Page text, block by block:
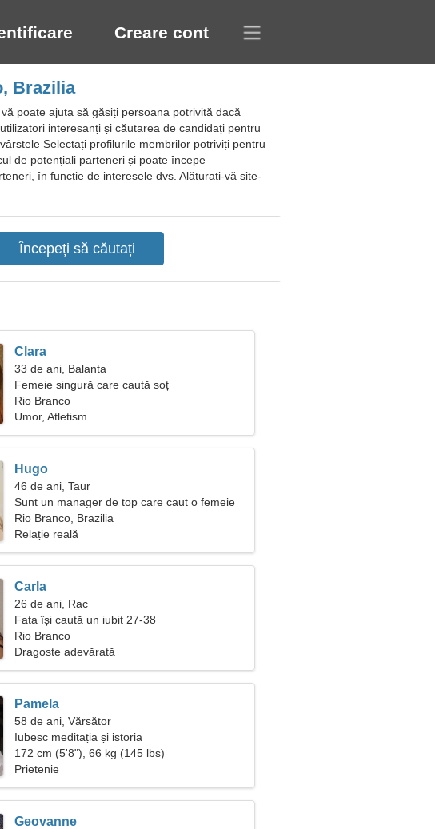
Creare cont
Brazilia
poate ajuta să găsiți persoana potrivită dacă
interesanți și căutarea de candidați pentru
Selectați profilurile membrilor potriviți pentru
de potențiali parteneri și poate începe
în funcție de interesele dvs. Alăturați-vă site-
Clara
33 de ani, Balanta
Femeie singură care caută soț
Rio Branco
Umor, Atletism
Hugo
46 de ani, Taur
Sunt un manager de top care caut o femeie
jucăușă
Rio Branco, Brazilia
Relație reală
Carla
26 de ani, Rac
Fata își caută un iubit 27-38
Rio Branco
Dragoste adevărată
Pamela
58 de ani, Vărsător
Iubesc meditația și istoria
172 cm (5'8"), 66 kg (145 lbs)
Prietenie
Geovanne